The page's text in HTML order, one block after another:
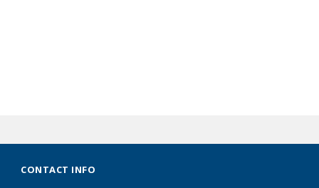
CONTACT INFO